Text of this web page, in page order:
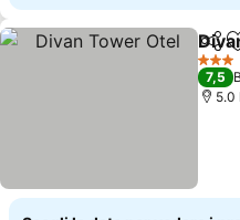
3 Stelle
7,5
5.0